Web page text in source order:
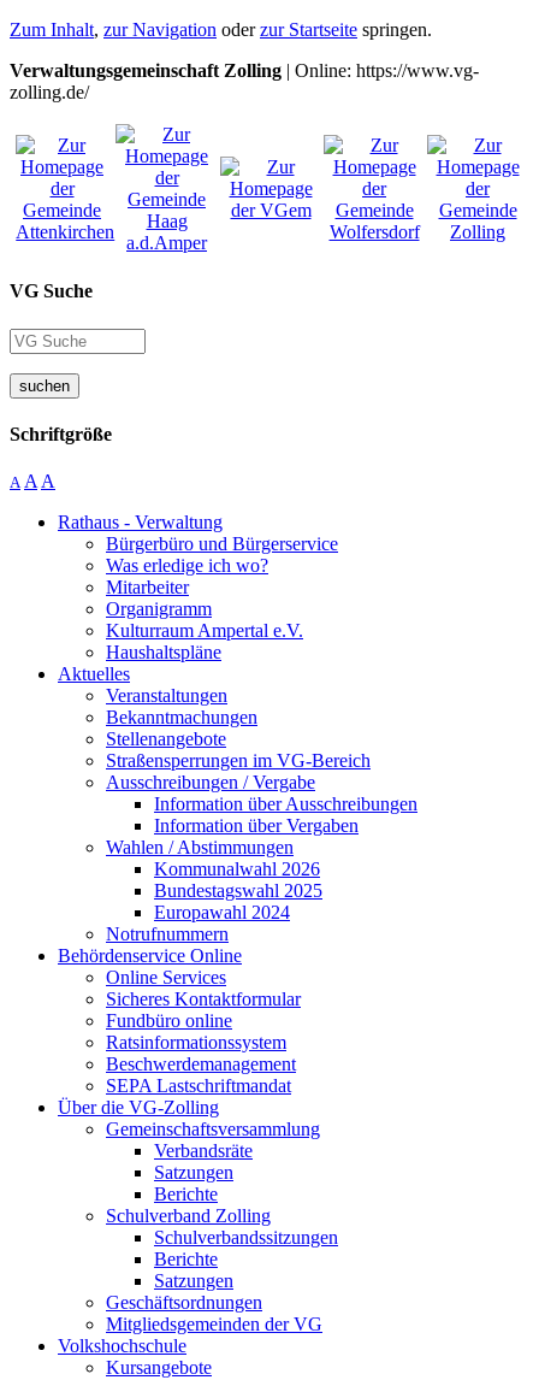
Zum Inhalt, zur Navigation oderzur Startseite springen.
Verwaltungsgemeinschaft Zolling | Online: https://www.vg-
zolling.de/
VG Suche
suchen
Schriftgröße
A A A
Rathaus - Verwaltung
Bürgerbüro und Bürgerservice
Was erledige ich wo?
Mitarbeiter
Organigramm
Kulturraum Ampertal e.V.
Haushaltspläne
Aktuelles
Veranstaltungen
Bekanntmachungen
Stellenangebote
Straßensperrungen im VG-Bereich
Ausschreibungen / Vergabe
Information über Ausschreibungen
Information über Vergaben
Wahlen / Abstimmungen
Kommunalwahl 2026
Bundestagswahl 2025
Europawahl 2024
Notrufnummern
Behördenservice Online
Online Services
Sicheres Kontaktformular
Fundbüro online
Ratsinformationssystem
Beschwerdemanagement
SEPA Lastschriftmandat
Über die VG-Zolling
Gemeinschaftsversammlung
Verbandsräte
Satzungen
Berichte
Schulverband Zolling
Schulverbandssitzungen
Berichte
Satzungen
Geschäftsordnungen
Mitgliedsgemeinden der VG
Volkshochschule
Kursangebote